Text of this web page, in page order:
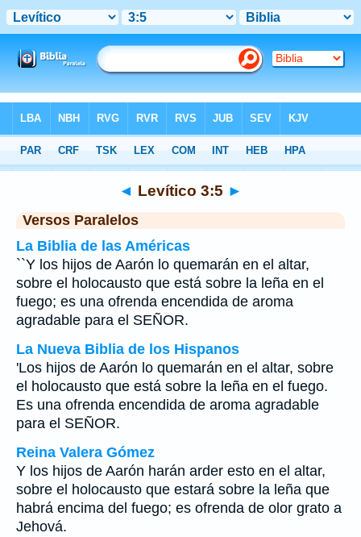
>Levítico Capítulo 3 > Verso 5
◄ Levítico 3:5 ►
Versos Paralelos
La Biblia de las Américas
``Y los hijos de Aarón lo quemarán en el altar,
sobre el holocausto que está sobre la leña en el
fuego; es una ofrenda encendida de aroma
agradable para el SEÑOR.
La Nueva Biblia de los Hispanos
'Los hijos de Aarón lo quemarán en el altar, sobre
el holocausto que está sobre la leña en el fuego.
Es una ofrenda encendida de aroma agradable
para el SEÑOR.
Reina Valera Gómez
Y los hijos de Aarón harán arder esto en el altar,
sobre el holocausto que estará sobre la leña que
habrá encima del fuego; es ofrenda de olor grato a
Jehová.